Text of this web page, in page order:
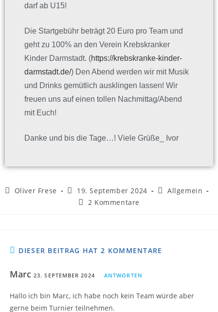
darf ab U15!
Die Startgebühr beträgt 20 Euro pro Team und
geht zu 100% an den Verein Krebskranker
Kinder Darmstadt. (https://krebskranke-kinder-
darmstadt.de/) Den Abend werden wir mit Musik
und Drinks gemütlich ausklingen lassen! Wir
freuen uns auf einen tollen Nachmittag/Abend
mit Euch!
Danke und bis die Tage…! Viele Grüße_ Ivor
Oliver Frese 19. September 2024
Allgemein
2 Kommentare
DIESER BEITRAG HAT 2 KOMMENTARE
Marc 23. SEPTEMBER 2024 ANTWORTEN
Hallo ich bin Marc, ich habe noch kein Team würde aber
gerne beim Turnier teilnehmen.